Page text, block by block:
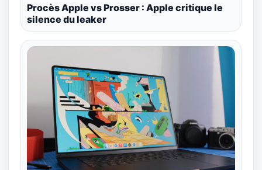
Procès Apple vs Prosser : Apple critique le
silence du leaker